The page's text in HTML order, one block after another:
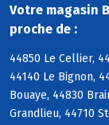
Votre magasin
proche de :
44850 Le Cellier,
44140 Le Bignon,
Bouaye, 44830
Grandlieu, 44710